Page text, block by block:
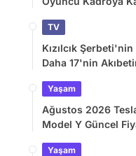
TV
Kızılcık
Daha 17'nin
Yaşam
Ağustos 2026
Model Y Güncel
Yaşam